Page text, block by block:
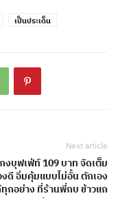
เป็นประเด็น
Next article
งบุฟเฟ่ท์ 109 บาท จัดเต็ม
ดี อิ่มคุ้มแบบไม่อั้น ตักเอง
ทุกอย่าง ที่ร้านพี่กบ ข้าวแก